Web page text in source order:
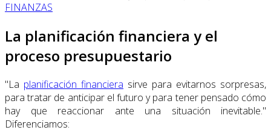
FINANZAS
La planificación financiera y el
proceso presupuestario
"La planificación financiera sirve para evitarnos sorpresas,
para tratar de anticipar el futuro y para tener pensado cómo
hay que reaccionar ante una situación inevitable."
Diferenciamos: